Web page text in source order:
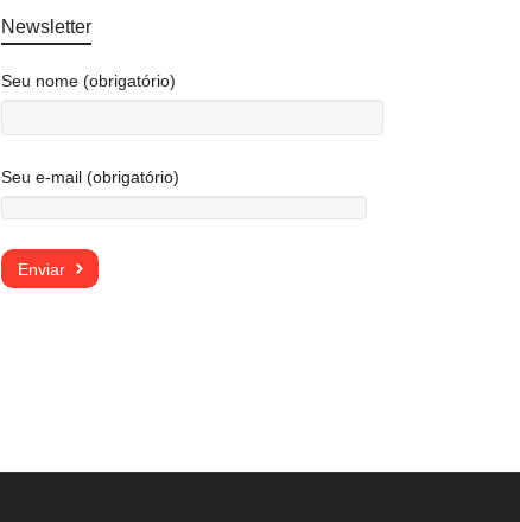
Newsletter
Seu nome (obrigatório)
Seu e-mail (obrigatório)